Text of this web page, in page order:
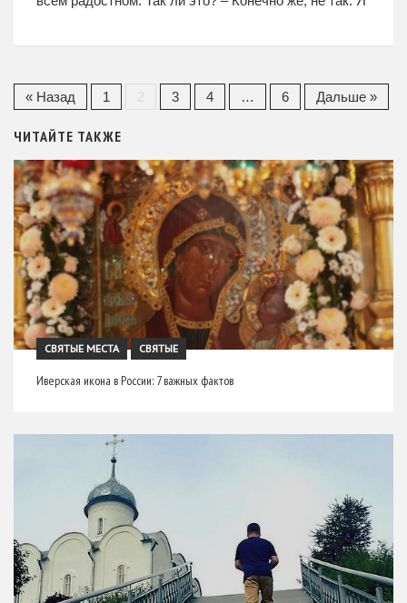
« Назад 1 3 4 … 6 Дальше »
ЧИТАЙТЕ ТАКЖЕ
СВЯТЫЕ МЕСТА СВЯТЫЕ
Иверская икона в России: 7 важных фактов